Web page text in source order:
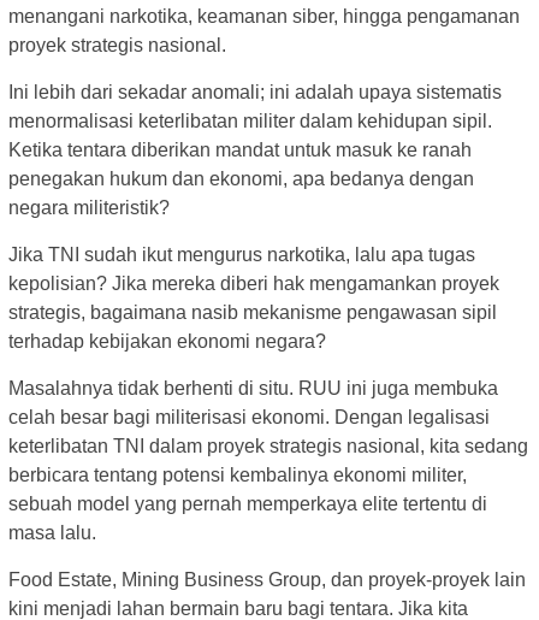
menangani narkotika, keamanan siber, hingga pengamanan
proyek strategis nasional.
Ini lebih dari sekadar anomali; ini adalah upaya sistematis
menormalisasi keterlibatan militer dalam kehidupan sipil.
Ketika tentara diberikan mandat untuk masuk ke ranah
penegakan hukum dan ekonomi, apa bedanya dengan
negara militeristik?
Jika TNI sudah ikut mengurus narkotika, lalu apa tugas
kepolisian? Jika mereka diberi hak mengamankan proyek
strategis, bagaimana nasib mekanisme pengawasan sipil
terhadap kebijakan ekonomi negara?
Masalahnya tidak berhenti di situ. RUU ini juga membuka
celah besar bagi militerisasi ekonomi. Dengan legalisasi
keterlibatan TNI dalam proyek strategis nasional, kita sedang
berbicara tentang potensi kembalinya ekonomi militer,
sebuah model yang pernah memperkaya elite tertentu di
masa lalu.
Food Estate, Mining Business Group, dan proyek-proyek lain
kini menjadi lahan bermain baru bagi tentara. Jika kita